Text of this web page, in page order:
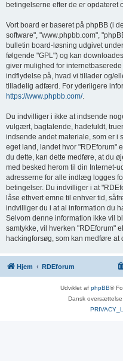
betingelserne efter de er opdateret
Vort board er baseret på phpBB (i
software", "www.phpbb.com",
bulletin board-løsning udgivet
følgende "GPL") og kan
giver mulighed for
indflydelse på, hvad vi tillader og/
tilladelig adfærd. For yderligere
https://www.phpbb.com/.
Du indvilliger i ikke at indsende
vulgært, bagtalende, hadefuldt,
indsende andet materiale, som er i
eget land, landet hvor "RDEforum"
du dette, kan dette medføre, at du
med besked herom til din Internet-
adresserne for alle indlæg logges
betingelser. Du indvilliger i at
låse ethvert emne til enhver tid,
indvilliger du i at al information du
Selvom denne information ikke vil
samtykke, vil hverken "RDEforum"
hackingforsøg, som kan medføre
Hjem RDEforum
Udviklet af phpBB®
Dansk